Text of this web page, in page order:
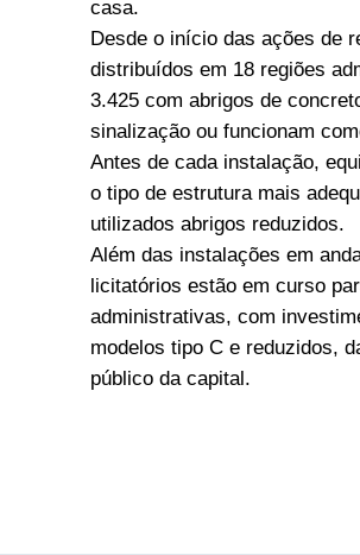
casa.
Desde o início das ações de
distribuídos em 18 regiões
3.425 com abrigos de
sinalização ou funcionam
Antes de cada instalação,
o tipo de estrutura mais
utilizados abrigos reduzidos.
Além das instalações em
licitatórios estão em curso
administrativas, com
modelos tipo C e reduzidos,
público da capital.